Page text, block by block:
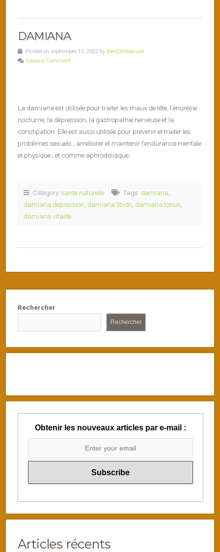
DAMIANA
Posted on septembre 13, 2022 by BienEtreNaturel
Leave a Comment
La damiana est utilisée pour traiter les maux de tête, l’énurésie
nocturne, la dépression, la gastropathie nerveuse et la
constipation. Elle est aussi utilisée pour prévenir et traiter les
problèmes sexuels ; améliorer et maintenir l’endurance mentale
et physique ; et comme aphrodisiaque.
Category: sante naturelle Tags: damiana
damiana depression damiana libido damiana tonus
damiana vitalite
Rechercher
Rechercher
Obtenir les nouveaux articles par e-mail :
Articles récents